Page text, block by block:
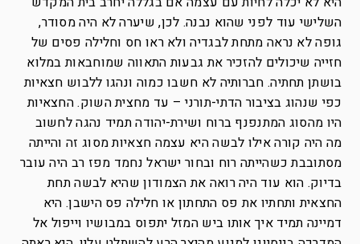
השלישי עוד לפני שהוא נבנה. לכן, שיערה לא היה מסודר,
גופה לא נראה מתחת לבגדיה ולא ראו חס וחלילה פסים של
חזייה שיכולים להזכיר את גבעות התאווה שמוחבאות במלוא
בושתן תחתיה. חברותיה לא חשבו כמוה ונהגו ללבוש חצאיות
כפי שנהוג בציבור הדתי-תורני – עד מחצית השוק. החצאיות
היו מהסוג המתנפנף ברוח ושירת-יהודה תמיד נהגה לחשוב
מה היה קורה אילו לבשה היא עצמה חצאיות מסוג זה והייתה
מסתובבת כשהייתה רוח ובחור ישראל נחמד מפז רב היה עובר
בדיוק. הוא עוד היה רואה את הצמודון שהיא לבשה תחת
החצאית ותחתיו את פס התחתון או חלילה פס הישבן. היא
דמיינה תמיד איך אותו ביש המזל יתפוס במבושיו וייפול אל